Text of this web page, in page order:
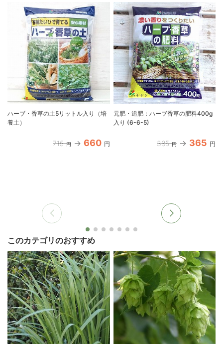
ハーブ・香草の土5リットル入り（培
養土）
715 円 660 円
元肥・追肥：ハーブ香草の肥料400g
入り (6-6-5)
385 円 365 円
このカテゴリのおすすめ